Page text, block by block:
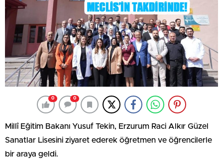
0 0
Millî Eğitim Bakanı Yusuf Tekin, Erzurum Raci Alkır Güzel
Sanatlar Lisesini ziyaret ederek öğretmen ve öğrencilerle
bir araya geldi.